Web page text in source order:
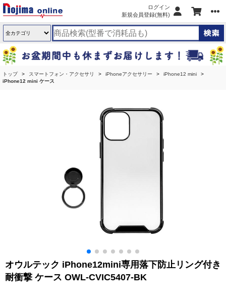
ログイン
新規会員登録(無料)
トップ スマートフォン・アクセサリ iPhoneアクセサリー
iPhone12 mini
iPhone12 mini ケース
オウルテック iPhone12mini専用落下防止リング付き
耐衝撃 ケース OWL-CVIC5407-BK